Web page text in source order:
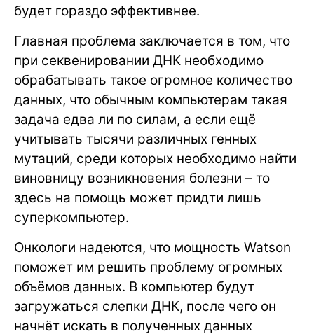
будет гораздо эффективнее.
Главная проблема заключается в том, что
при секвенировании ДНК необходимо
обрабатывать такое огромное количество
данных, что обычным компьютерам такая
задача едва ли по силам, а если ещё
учитывать тысячи различных генных
мутаций, среди которых необходимо найти
виновницу возникновения болезни – то
здесь на помощь может придти лишь
суперкомпьютер.
Онкологи надеются, что мощность Watson
поможет им решить проблему огромных
объёмов данных. В компьютер будут
загружаться слепки ДНК, после чего он
начнёт искать в полученных данных